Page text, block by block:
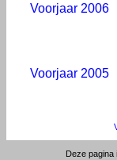
Voorjaar 2006
Voorjaar 2005
Deze pagina